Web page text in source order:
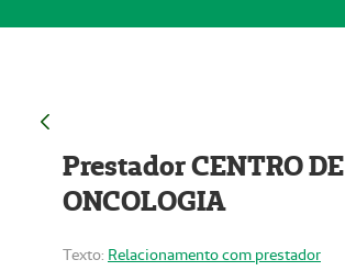
Prestador CENTRO DE
ONCOLOGIA
Texto: Relacionamento com prestador